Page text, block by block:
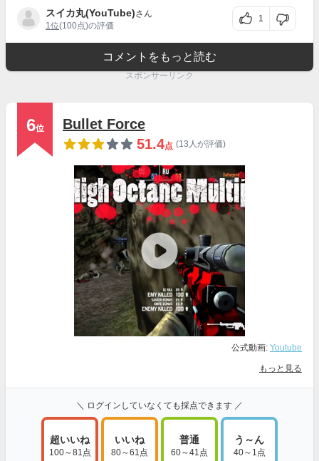
スイカ丸(YouTube)さん
1位(100点)の評価
1
コメントをもっと読む
スポンサーリンク
6位
Bullet Force
51.4点 (13人が評価)
公式動画: Youtube
もっと見る
＼ ログインしていなくても採点できます ／
超いいね
100～81点
いいね
80～61点
普通
60～41点
う～ん
40～1点